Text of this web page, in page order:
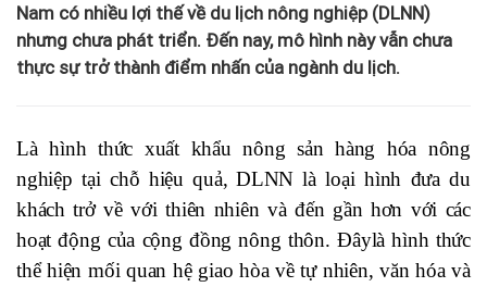
Nam có nhiều lợi thế về du lịch nông nghiệp (DLNN)
nhưng chưa phát triển. Đến nay, mô hình này vẫn chưa
thực sự trở thành điểm nhấn của ngành du lịch.
Là hình thức xuất khẩu nông sản hàng hóa nông
nghiệp tại chỗ hiệu quả, DLNN là loại hình đưa du
khách trở về với thiên nhiên và đến gần hơn với các
hoạt động của cộng đồng nông thôn. Đâylà hình thức
thể hiện mối quan hệ giao hòa về tự nhiên, văn hóa và